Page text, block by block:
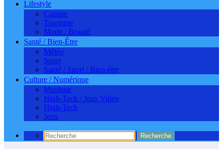
Lifestyle
Cuisine
Tourisme
Mode / Beauté
Santé / Bien-Être
Météo
Sport
Santé / Sport / Bien-être
Culture / Numérique
Musique
High-Tech / Jeux Vidéo
High-Tech
Jeux